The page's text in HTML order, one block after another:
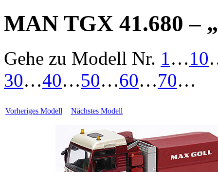
MAN TGX 41.680 –
Gehe zu Modell Nr. 1…10
30…40…50…60…70…
Vorheriges Modell Nächstes Modell